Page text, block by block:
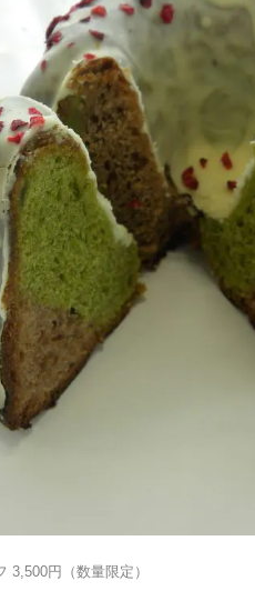
3,500円（数量限定）